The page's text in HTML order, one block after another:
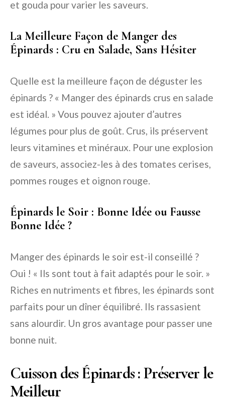
et gouda pour varier les saveurs.
La Meilleure Façon de Manger des
Épinards : Cru en Salade, Sans Hésiter
Quelle est la meilleure façon de déguster les
épinards ? « Manger des épinards crus en salade
est idéal. » Vous pouvez ajouter d’autres
légumes pour plus de goût. Crus, ils préservent
leurs vitamines et minéraux. Pour une explosion
de saveurs, associez-les à des tomates cerises,
pommes rouges et oignon rouge.
Épinards le Soir : Bonne Idée ou Fausse
Bonne Idée ?
Manger des épinards le soir est-il conseillé ?
Oui ! « Ils sont tout à fait adaptés pour le soir. »
Riches en nutriments et fibres, les épinards sont
parfaits pour un dîner équilibré. Ils rassasient
sans alourdir. Un gros avantage pour passer une
bonne nuit.
Cuisson des Épinards : Préserver le
Meilleur